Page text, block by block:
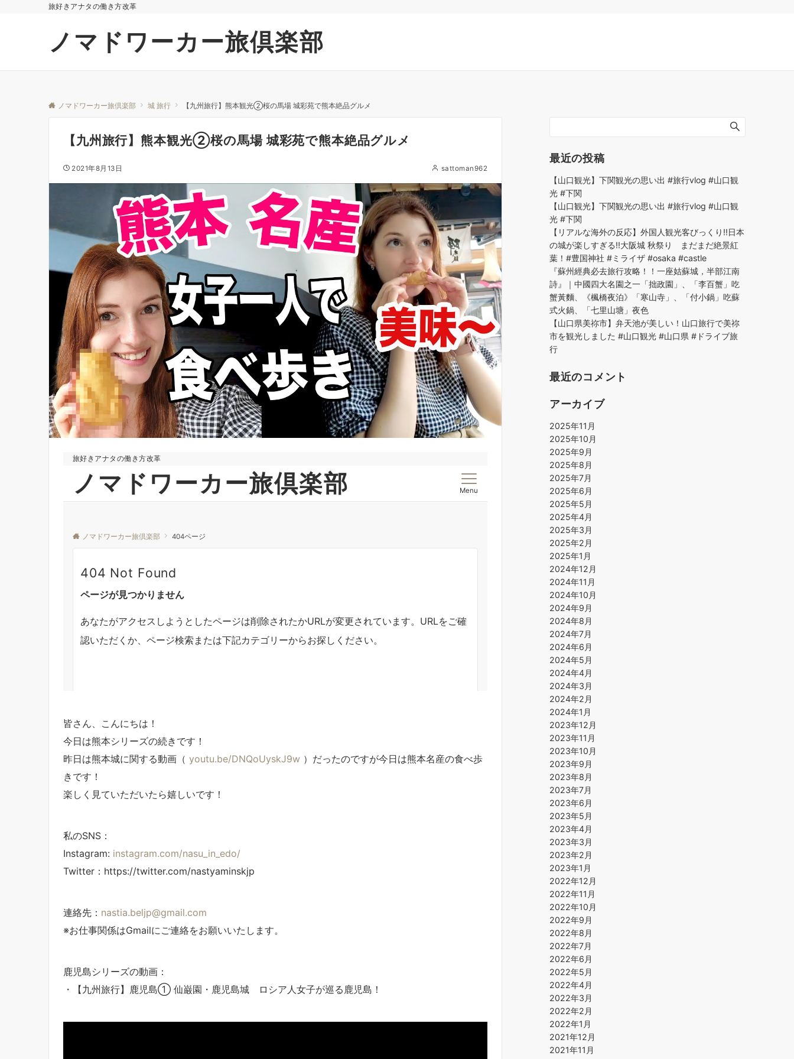
旅好きアナタの働き方改革
ノマドワーカー旅倶楽部
ノマドワーカー旅倶楽部 城 旅行 【九州旅行】熊本観光②桜の馬場 城彩苑で熊本絶品グルメ
【九州旅行】熊本観光②桜の馬場 城彩苑で熊本絶品グルメ
2021年8月13日 sattoman962
皆さん、こんにちは！
今日は熊本シリーズの続きです！
昨日は熊本城に関する動画（ youtu.be/DNQoUyskJ9w ）だったのですが今日は熊本名産の食べ歩
きです！
楽しく見ていただいたら嬉しいです！
私のSNS：
Instagram: instagram.com/nasu_in_edo/
Twitter：https://twitter.com/nastyaminskjp
連絡先： nastia.beljp@gmail.com
※お仕事関係はGmailにご連絡をお願いいたします。
鹿児島シリーズの動画：
・【九州旅行】鹿児島① 仙巌園・鹿児島城 ロシア人女子が巡る鹿児島！
最近の投稿
【山口観光】下関観光の思い出 #旅行vlog #山口観
光 #下関
【山口観光】下関観光の思い出 #旅行vlog #山口観
光 #下関
【リアルな海外の反応】外国人観光客びっくり!!日本
の城が楽しすぎる!!大阪城 秋祭り まだまだ絶景紅
葉！#豊国神社 #ミライザ #osaka #castle
『蘇州經典必去旅行攻略！！一座姑蘇城，半部江南
詩』｜中國四大名園之一「拙政園」、「李百蟹」吃
蟹黃麵、《楓橋夜泊》「寒山寺」、「付小鍋」吃蘇
式火鍋、「七里山塘」夜色
【山口県美祢市】弁天池が美しい！山口旅行で美祢
市を観光しました #山口観光 #山口県 #ドライブ旅
行
最近のコメント
アーカイブ
2025年11月
2025年10月
2025年9月
2025年8月
2025年7月
2025年6月
2025年5月
2025年4月
2025年3月
2025年2月
2025年1月
2024年12月
2024年11月
2024年10月
2024年9月
2024年8月
2024年7月
2024年6月
2024年5月
2024年4月
2024年3月
2024年2月
2024年1月
2023年12月
2023年11月
2023年10月
2023年9月
2023年8月
2023年7月
2023年6月
2023年5月
2023年4月
2023年3月
2023年2月
2023年1月
2022年12月
2022年11月
2022年10月
2022年9月
2022年8月
2022年7月
2022年6月
2022年5月
2022年4月
2022年3月
2022年2月
2022年1月
2021年12月
2021年11月